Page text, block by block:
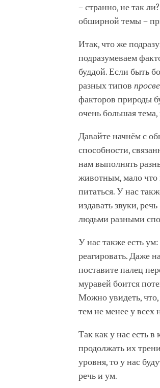
– странно, не так
обширной темы –
Итак, что же
подразумеваем
буддой. Если быть
разных типов
факторов природы
очень большая
Давайте начнём с
способности,
нам выполнять
животным, мало что
питаться. У нас
издавать звуки,
людьми разными
У нас также есть
реагировать. Даже
поставите палец
муравей боится
Можно увидеть, что,
тем не менее у всех
Так как у нас есть
продолжать их
уровня, то у нас
речь и ум.